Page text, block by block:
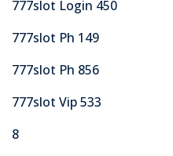
777slot Login 450
777slot Ph 149
777slot Ph 856
777slot Vip 533
8